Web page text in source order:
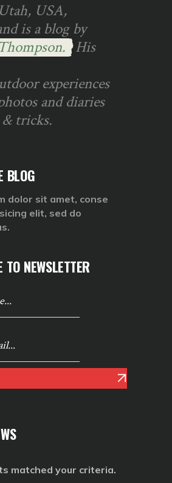
USA,
is a blog by
Thompson. His
experiences
and diaries
tricks.
BLOG
dolor sit amet, conse
elit, sed do
TO NEWSLETTER
matched your criteria.